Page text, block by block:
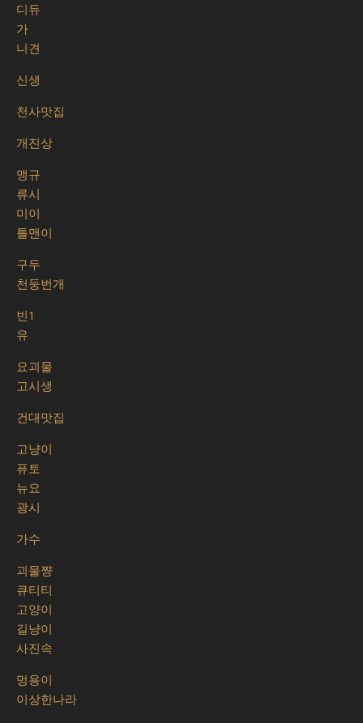
디듀
가
니견
신생
천사맛집
개진상
맹규
류시
미이
틀맨이
구두
천둥번개
빈1
유
요괴물
고시생
건대맛집
고냥이
퓨토
뉴요
광시
가수
괴물쨩
큐티티
고양이
길냥이
사진속
멍용이
이상한나라